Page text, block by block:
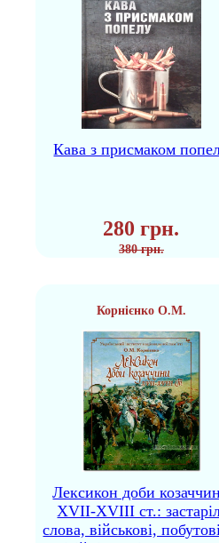
Кава з присмаком
280 грн.
380 грн.
Корнієнко О.М.
Лексикон доби
XVII-XVIII ст.:
слова, військові,